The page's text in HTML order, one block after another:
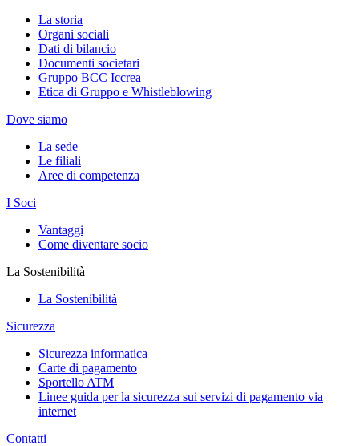
La storia
Organi sociali
Dati di bilancio
Documenti societari
Gruppo BCC Iccrea
Etica di Gruppo e Whistleblowing
Dove siamo
La sede
Le filiali
Aree di competenza
I Soci
Vantaggi
Come diventare socio
La Sostenibilità
La Sostenibilità
Sicurezza
Sicurezza informatica
Carte di pagamento
Sportello ATM
Linee guida per la sicurezza sui servizi di pagamento via
internet
Contatti